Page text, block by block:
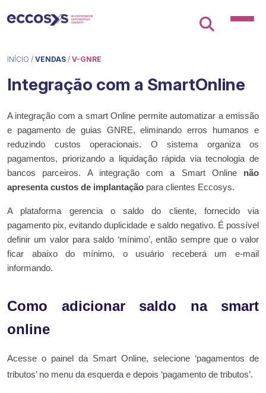
INÍCIO / VENDAS / V-GNRE
Integração com a SmartOnline
A integração com a smart Online permite automatizar a emissão
e pagamento de guias GNRE, eliminando erros humanos e
reduzindo custos operacionais. O sistema organiza os
pagamentos, priorizando a liquidação rápida via tecnologia de
bancos parceiros. A integração com a Smart Online não
apresenta custos de implantação para clientes Eccosys.
A plataforma gerencia o saldo do cliente, fornecido via
pagamento pix, evitando duplicidade e saldo negativo. É possível
definir um valor para saldo ‘mínimo’, então sempre que o valor
ficar abaixo do mínimo, o usuário receberá um e-mail
informando.
Como adicionar saldo na smart
online
Acesse o painel da Smart Online, selecione ‘pagamentos de
tributos’ no menu da esquerda e depois ‘pagamento de tributos’.